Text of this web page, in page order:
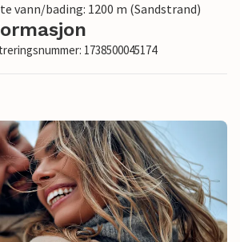
vann/bading: 1200 m (Sandstrand)
1738500045174